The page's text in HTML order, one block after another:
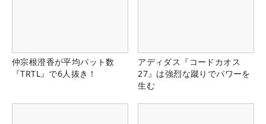
仲宗根澄香が平均パット数
『TRTL』で6人抜き！
アディダス『コードカオス
27』は強烈な蹴りでパワーを
生む